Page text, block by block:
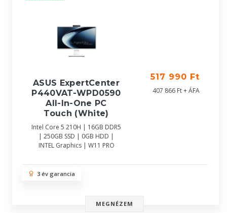
ASUS ExpertCenter
P440VAT-WPD0590
All-In-One PC
Touch (White)
Intel Core 5 210H | 16GB DDR5
| 250GB SSD | 0GB HDD |
INTEL Graphics | W11 PRO
517 990 Ft
407 866 Ft + ÁFA
3 év garancia
MEGNÉZEM